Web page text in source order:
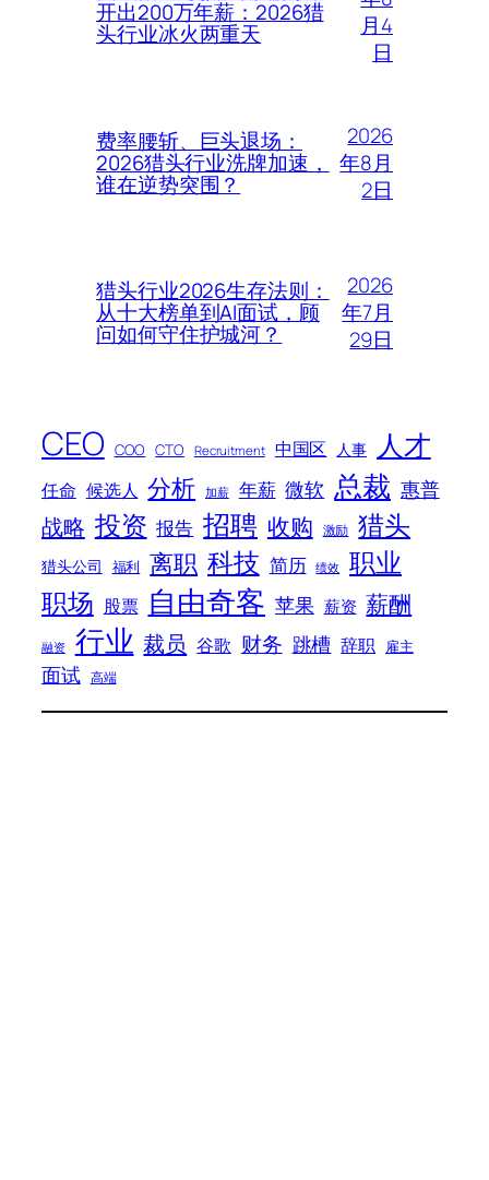
开出200万年薪：2026猎
头行业冰火两重天
月4
日
费率腰斩、巨头退场：
2026猎头行业洗牌加速，
谁在逆势突围？
2026
年8月
2日
猎头行业2026生存法则：
从十大榜单到AI面试，顾
问如何守住护城河？
2026
年7月
29日
CEO COO CTO Recruitment 中国区 人事 人才
任命 候选人 分析 加薪 年薪 微软 总裁 惠普
战略 投资 报告 招聘 收购 激励 猎头
猎头公司 福利 离职 科技 简历 绩效 职业
职场 股票 自由奇客 苹果 薪资 薪酬
融资 行业 裁员 谷歌 财务 跳槽 辞职 雇主
面试 高端